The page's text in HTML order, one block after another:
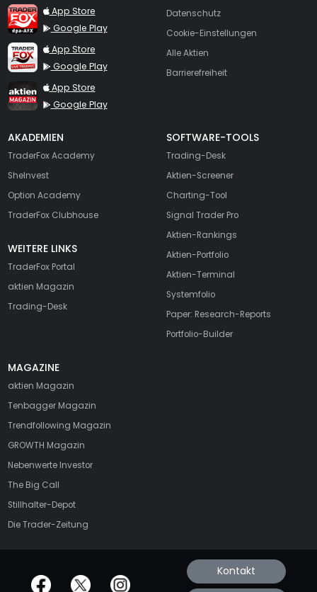
TraderFox dpa-AFX ProFeed
App Store
Google Play
TraderFox Live Trading
App Store
Google Play
TraderFox aktien Magazin
App Store
Google Play
Datenschutz
Cookie-Einstellungen
Alle Aktien
Barrierefreiheit
AKADEMIEN
TraderFox Academy
SheInvest
Option Academy
TraderFox Clubhouse
WEITERE LINKS
TraderFox Portal
aktien Magazin
Trading-Desk
SOFTWARE-TOOLS
Trading-Desk
Aktien-Screener
Charting-Tool
Signal Trader Pro
Aktien-Rankings
Aktien-Portfolio
Aktien-Terminal
Systemfolio
Paper: Research-Reports
Portfolio-Builder
MAGAZINE
aktien Magazin
Tenbagger Magazin
Trendfollowing Magazin
GROWTH Magazin
Nebenwerte Investor
The Big Call
Stillhalter-Depot
Die Trader-Zeitung
offizielle Social Media-Accounts Kontakt